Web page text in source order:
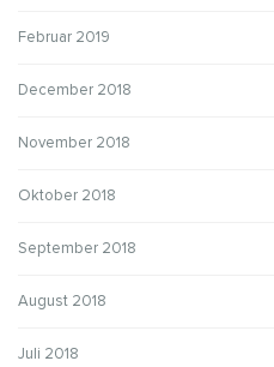
Februar 2019
December 2018
November 2018
Oktober 2018
September 2018
August 2018
Juli 2018